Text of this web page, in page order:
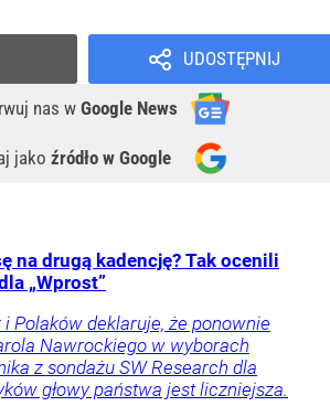
UDOSTĘPNIJ
nas w Google News
jako źródło w Google
na drugą kadencję? Tak ocenili
„Wprost”
Polaków deklaruje, że ponownie
Nawrockiego w wyborach
z sondażu SW Research dla
głowy państwa jest liczniejsza.